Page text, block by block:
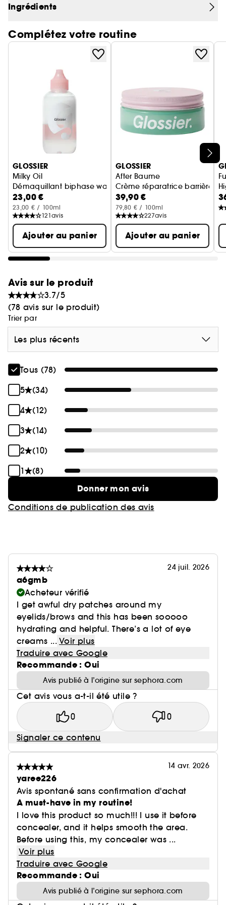
- Complexe floral blanc : Éclaircit et réduit
- Microalgues arctiques + Niacinamide : Réduit
visiblement les poches et atténue l'apparence
Ingrédients
Complétez votre routine
Ignorer le carrousel produits
GLOSSIER
Milky Oil
Démaquillant biphase waterproof
23,00 €
23,00 € / 100ml
121avis
Ajouter au panier
GLOSSIER
After Baume
Crème réparatrice barrière
39,90 €
79,80 € / 100ml
227avis
Ajouter au panier
Avis sur le produit
3.7/5
(78 avis sur le produit)
Trier par
Les plus récents
Tous (78)
5
(34)
4
(12)
3
(14)
2
(10)
1
(8)
Donner mon avis
Conditions de publication des avis
24 juil. 2026
a6gmb
Acheteur vérifié
I get awful dry patches around my
eyelids/brows and this has been sooooo
hydrating and helpful. There’s a lot of eye
creams ... Voir plus
Traduire avec Google
Recommande : Oui
Avis publié à l’origine sur sephora.com
Cet avis vous a-t-il été utile ?
0 0
Signaler ce contenu
14 avr. 2026
yaree226
Avis spontané sans confirmation d'achat
A must-have in my routine!
I love this product so much!!! I use it before
concealer, and it helps smooth the area.
Before using this, my concealer was ...
Voir plus
Traduire avec Google
Recommande : Oui
Avis publié à l’origine sur sephora.com